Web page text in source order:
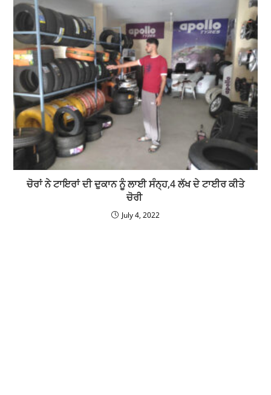
ਚੋਰਾਂ ਨੇ ਟਾਇਰਾਂ ਦੀ ਦੁਕਾਨ ਨੂੰ ਲਾਈ ਸੰਨ੍ਹ,4 ਲੱਖ ਦੇ ਟਾਈਰ ਕੀਤੇ
ਚੋਰੀ
July 4, 2022